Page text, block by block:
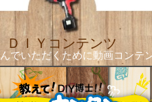
ＤＩＹコンテンツ
でいただくために動画コンテ